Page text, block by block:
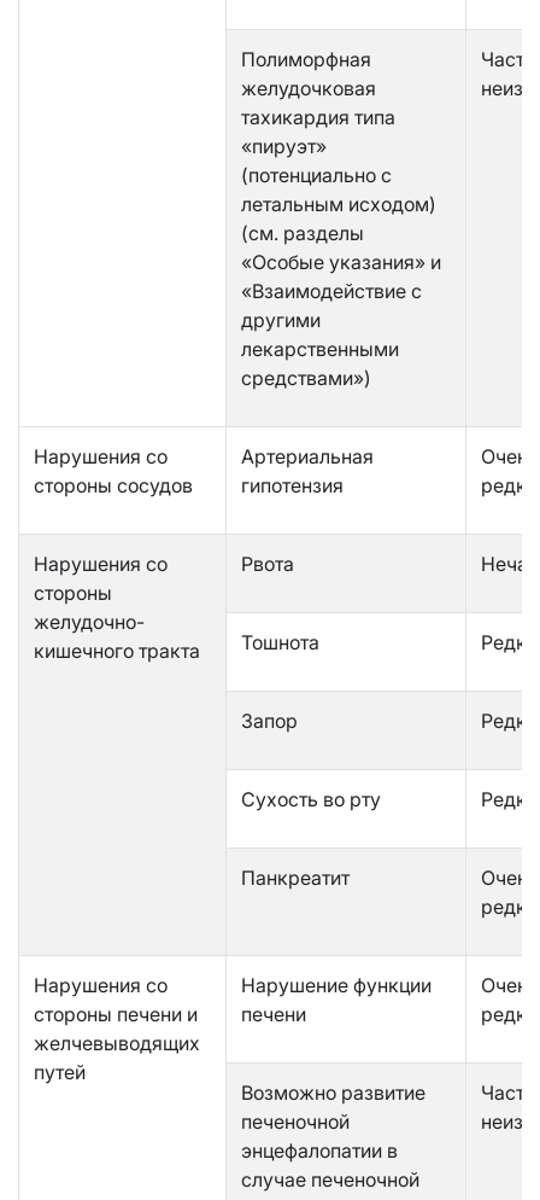
Полиморфная
желудочковая
тахикардия типа
«пируэт»
(потенциально с
летальным исходом)
(см. разделы
«Особые указания» и
«Взаимодействие с
другими
лекарственными
средствами»)
Нарушения со
стороны сосудов
Артериальная
гипотензия
Очень
редко
Нарушения со
стороны
желудочно-
кишечного тракта
Рвота
Тошнота Редко
Запор Редко
Сухость во рту Редко
Панкреатит
Очень
редко
Нарушения со
стороны печени и
желчевыводящих
путей
Нарушение функции
печени
Очень
редко
Возможно развитие
печеночной
энцефалопатии в
случае печеночной